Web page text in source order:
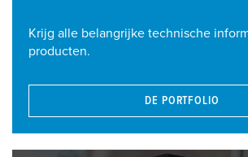
Krijg alle belangrijke technische
producten.
DE PORTFOLIO